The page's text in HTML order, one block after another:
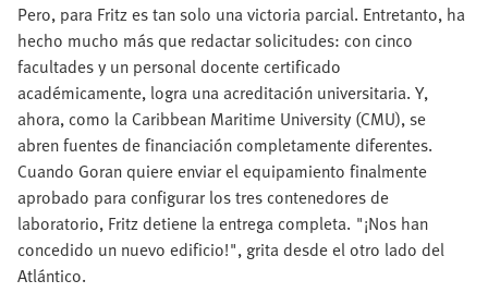
Pero, para Fritz es tan solo una victoria parcial. Entretanto, ha
hecho mucho más que redactar solicitudes: con cinco
facultades y un personal docente certificado
académicamente, logra una acreditación universitaria. Y,
ahora, como la Caribbean Maritime University (CMU), se
abren fuentes de financiación completamente diferentes.
Cuando Goran quiere enviar el equipamiento finalmente
aprobado para configurar los tres contenedores de
laboratorio, Fritz detiene la entrega completa. "¡Nos han
concedido un nuevo edificio!", grita desde el otro lado del
Atlántico.